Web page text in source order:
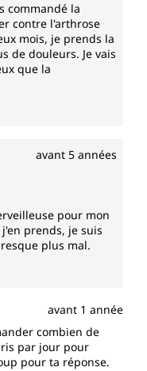
commandé la
contre l'arthrose
mois, je prends la
de douleurs. Je vais
que la
avant 5 années
pour mon
prends, je suis
plus mal.
avant 1 année
combien de
par jour pour
pour ta réponse.